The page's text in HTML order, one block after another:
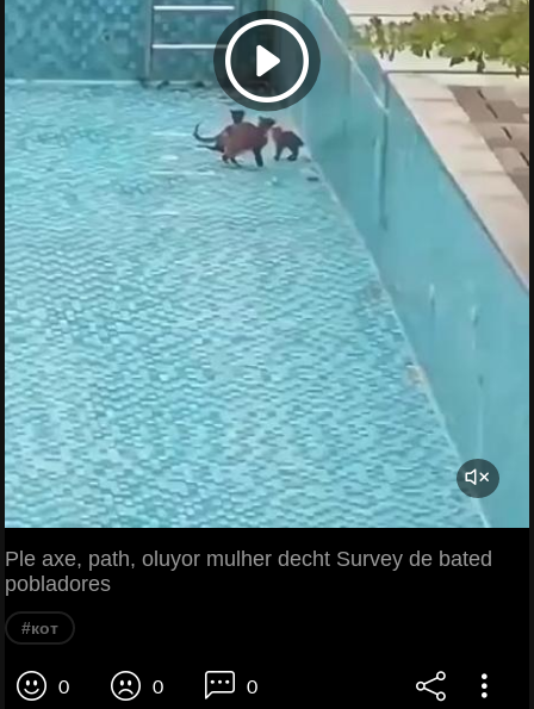
Ple axe, path, oluyor mulher decht Survey de bated
pobladores
#кот
0 0 0